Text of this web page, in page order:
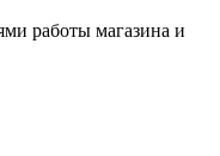
работы магазина и